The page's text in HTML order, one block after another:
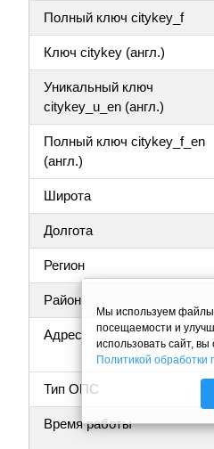
Полный ключ citykey_f
Ключ citykey (англ.)
Уникальный ключ
citykey_u_en (англ.)
Полный ключ citykey_f_en
(англ.)
Широта
Долгота
Регион
Район
Адрес
Тип ОПС
Время работы
Мы используем
посещаемости и
использовать сайт,
Политикой